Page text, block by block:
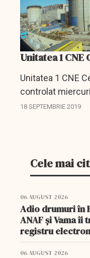
Unitatea 1
Unitatea 1 CNE
controlat
efectuării unor
18 SEPTEMBRIE 2019
Cele mai
06 AUGUST 2026
Adio drumuri în
ANAF și Vama
registru
06 AUGUST 2026